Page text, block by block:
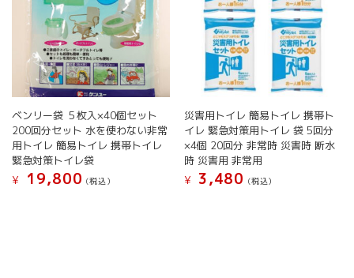
す
ベンリー袋 ５枚入×40個セット
200回分セット 水を使わない非常
用トイレ 簡易トイレ 携帯トイレ
緊急対策トイレ袋
¥
19,800 (税込）
災害用トイレ 簡易トイレ 携帯ト
イレ 緊急対策用トイレ 袋 5回分
×4個 20回分 非常時 災害時 断水
時 災害用 非常用
¥
3,480 (税込）